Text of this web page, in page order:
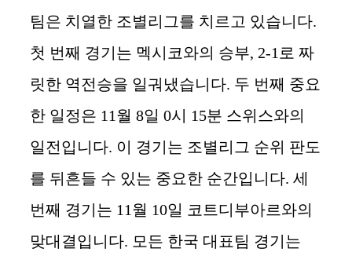
팀은 치열한 조별리그를 치르고 있습니다.
첫 번째 경기는 멕시코와의 승부, 2-1로 짜
릿한 역전승을 일궈냈습니다. 두 번째 중요
한 일정은 11월 8일 0시 15분 스위스와의
일전입니다. 이 경기는 조별리그 순위 판도
를 뒤흔들 수 있는 중요한 순간입니다. 세
번째 경기는 11월 10일 코트디부아르와의
맞대결입니다. 모든 한국 대표팀 경기는